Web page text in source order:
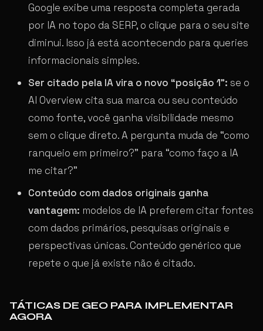
Google exibe uma resposta completa gerada
por IA no topo da SERP, o clique para o seu site
diminui. Isso já está acontecendo para queries
informacionais simples.
Ser citado pela IA vira o novo “posição 1”: se o
AI Overview cita sua marca ou seu conteúdo
como fonte, você ganha visibilidade mesmo
sem o clique direto. A pergunta muda de “como
ranqueio em primeiro?” para “como faço a IA
me citar?”
Conteúdo com dados originais ganha
vantagem: modelos de IA preferem citar fontes
com dados primários, pesquisas originais e
perspectivas únicas. Conteúdo genérico que
repete o que já existe não é citado.
TÁTICAS DE GEO PARA IMPLEMENTAR
AGORA